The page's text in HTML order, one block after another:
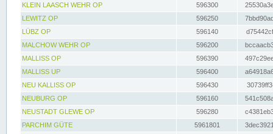
KLEIN LAASCH WEHR OP
596300
LEWITZ OP
596250
LÜBZ OP
596140
MALCHOW WEHR OP
596200
MALLISS OP
596390
MALLISS UP
596400
NEU KALLISS OP
596430
NEUBURG OP
596160
NEUSTADT GLEWE OP
596280
PARCHIM GÜTE
5961801